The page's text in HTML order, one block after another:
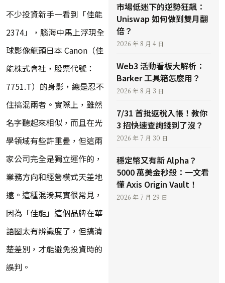
不少投資新手一看到「佳能
2374」，腦海中馬上浮現全
球影像龍頭日本 Canon（佳
能株式會社，股票代號：
7751.T）的身影，總是忍不
住搞混兩者。實際上，雖然
名字聽起來相似，而且在光
學領域有些許重疊，但這兩
家公司完全是獨立運作的，
業務方向和經營模式天差地
遠。這種混淆其實很常見，
因為「佳能」這個品牌在華
語圈太有辨識度了，但搞清
楚差別，才能避免投資時的
誤判。
市場低迷下的逆勢狂飆：
Uniswap 如何做到雙月翻
倍？
2026 年 8 月 4 日
Web3 活動看板大解析：
Barker 工具箱怎麼用？
2026 年 8 月 3 日
7/31 首批返稅入帳！教你
3 招快速查詢錢到了沒？
2026 年 7 月 30 日
穩定幣又有新 Alpha？
5000 萬美金秒殺：一文看
懂 Axis Origin Vault！
2026 年 7 月 29 日